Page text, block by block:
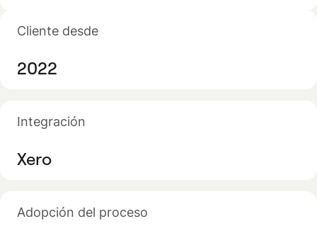
Cliente desde
2022
Integración
Xero
Adopción del proceso